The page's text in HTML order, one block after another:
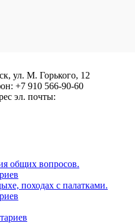
ул. М. Горького, 12
+7 910 566-90-60
эл. почты:
общих вопросов.
походах с палатками.